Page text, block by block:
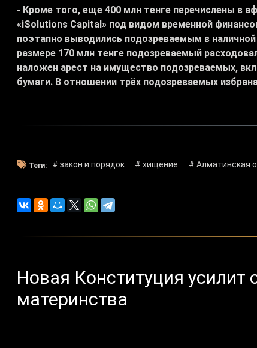
- Кроме того, еще 400 млн тенге перечислены в
«iSolutions Capital» под видом временной
поэтапно выводились подозреваемым в
размере 170 млн тенге подозреваемый
наложен арест на имущество подозреваемых,
бумаги. В отношении трёх подозреваемых
Теги: # закон и порядок # хищение # Алматинская
Новая Конституция
материнства